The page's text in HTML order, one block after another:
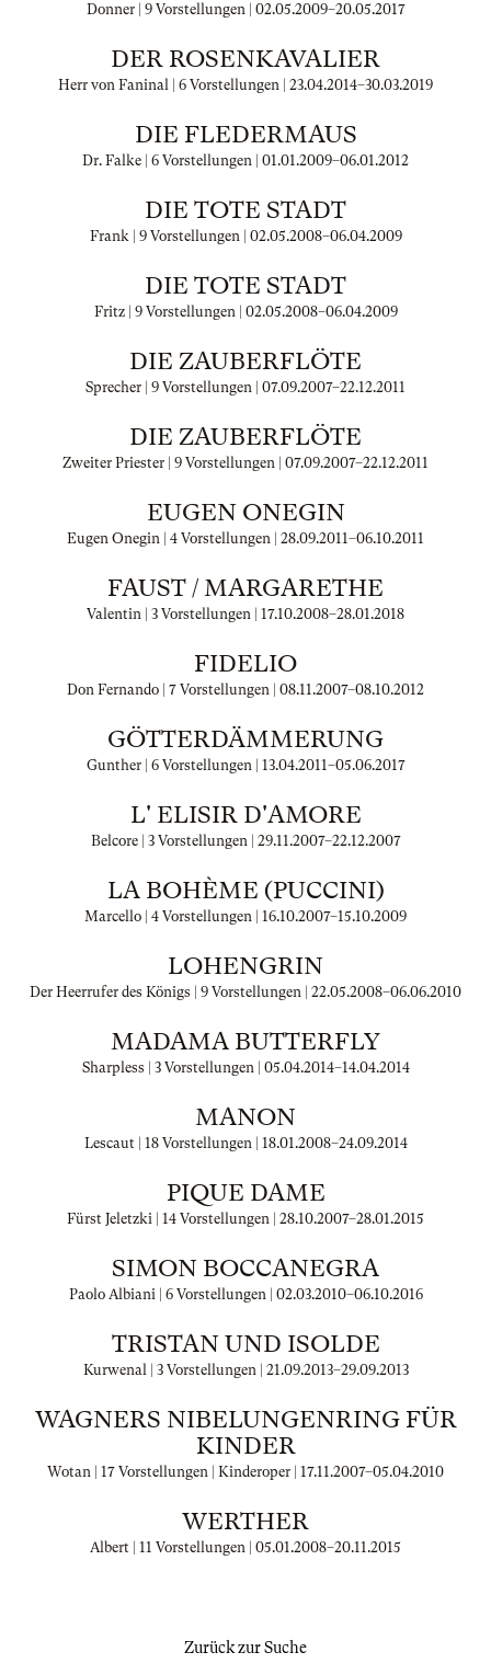
Donner | 9 Vorstellungen | 02.05.2009–20.05.2017
DER ROSENKAVALIER
Herr von Faninal | 6 Vorstellungen | 23.04.2014–30.03.2019
DIE FLEDERMAUS
Dr. Falke | 6 Vorstellungen | 01.01.2009–06.01.2012
DIE TOTE STADT
Frank | 9 Vorstellungen | 02.05.2008–06.04.2009
DIE TOTE STADT
Fritz | 9 Vorstellungen | 02.05.2008–06.04.2009
DIE ZAUBERFLÖTE
Sprecher | 9 Vorstellungen | 07.09.2007–22.12.2011
DIE ZAUBERFLÖTE
Zweiter Priester | 9 Vorstellungen | 07.09.2007–22.12.2011
EUGEN ONEGIN
Eugen Onegin | 4 Vorstellungen | 28.09.2011–06.10.2011
FAUST / MARGARETHE
Valentin | 3 Vorstellungen | 17.10.2008–28.01.2018
FIDELIO
Don Fernando | 7 Vorstellungen | 08.11.2007–08.10.2012
GÖTTERDÄMMERUNG
Gunther | 6 Vorstellungen | 13.04.2011–05.06.2017
L' ELISIR D'AMORE
Belcore | 3 Vorstellungen | 29.11.2007–22.12.2007
LA BOHÈME (PUCCINI)
Marcello | 4 Vorstellungen | 16.10.2007–15.10.2009
LOHENGRIN
Der Heerrufer des Königs | 9 Vorstellungen | 22.05.2008–06.06.2010
MADAMA BUTTERFLY
Sharpless | 3 Vorstellungen | 05.04.2014–14.04.2014
MANON
Lescaut | 18 Vorstellungen | 18.01.2008–24.09.2014
PIQUE DAME
Fürst Jeletzki | 14 Vorstellungen | 28.10.2007–28.01.2015
SIMON BOCCANEGRA
Paolo Albiani | 6 Vorstellungen | 02.03.2010–06.10.2016
TRISTAN UND ISOLDE
Kurwenal | 3 Vorstellungen | 21.09.2013–29.09.2013
WAGNERS NIBELUNGENRING FÜR
KINDER
Wotan | 17 Vorstellungen | Kinderoper | 17.11.2007–05.04.2010
WERTHER
Albert | 11 Vorstellungen | 05.01.2008–20.11.2015
Zurück zur Suche